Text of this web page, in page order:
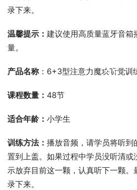
录下来。
温馨提示： 建议使用高质量蓝牙音箱
量。
产品名称：6+3型注意力魔块听觉训
课程数量： 48节
适合年龄： 小学生
训练方法： 播放音频，请学员将听到
置到上盖。如果过程中学员没听清或
示放弃目前这一颗，认真听下一颗。
录下来。